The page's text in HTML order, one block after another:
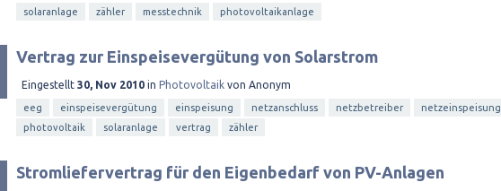
solaranlage zähler messtechnik photovoltaikanlage
Vertrag zur Einspeisevergütung von Solarstrom
Eingestellt 30, Nov 2010 in Photovoltaik von Anonym
eeg einspeisevergütung einspeisung netzanschluss netzbetreiber
netzeinspeisung
photovoltaik
solaranlage vertrag zähler
Stromliefervertrag für den Eigenbedarf von PV-Anlagen